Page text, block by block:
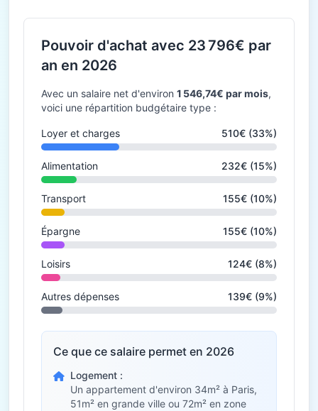
Pouvoir d'achat avec 23 796€ par
an en 2026
Avec un salaire net d'environ 1 546,74€ par mois,
voici une répartition budgétaire type :
Loyer et charges 510€ (33%)
Alimentation 232€ (15%)
Transport 155€ (10%)
Épargne 155€ (10%)
Loisirs 124€ (8%)
Autres dépenses 139€ (9%)
Ce que ce salaire permet en 2026
Logement :
Un appartement d'environ 34m² à Paris,
51m² en grande ville ou 72m² en zone